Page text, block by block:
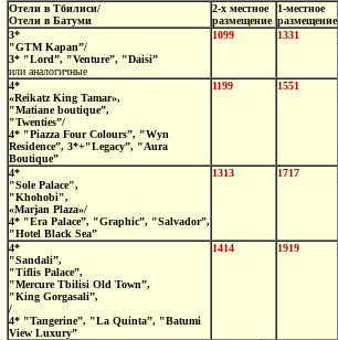
Отели в Тбилиси/
Отели в Батуми
2-х местное
размещение
1-местное
размещение
3*
"GTM Kapan”/
3* "Lord”, "Venture”, "Daisi”
или аналогичные
1099 1331
4*
«Reikatz King Tamar»,
"Matiane boutique”,
"Twenties”/
4* "Piazza Four Colours”, "Wyn
Residence”, 3*+"Legacy”, "Aura
Boutique”
1199 1551
4*
"Sole Palace",
"Khohobi",
«Marjan Plaza»/
4* "Era Palace”, "Graphic”, "Salvador”,
"Hotel Black Sea”
1313 1717
4*
"Sandali”,
"Tiflis Palace”,
"Mercure Tbilisi Old Town”,
"King Gorgasali”,
/
4* "Tangerine”, "La Quinta”, "Batumi
View Luxury”
1414 1919